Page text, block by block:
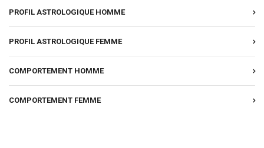
PROFIL ASTROLOGIQUE HOMME
PROFIL ASTROLOGIQUE FEMME
COMPORTEMENT HOMME
COMPORTEMENT FEMME